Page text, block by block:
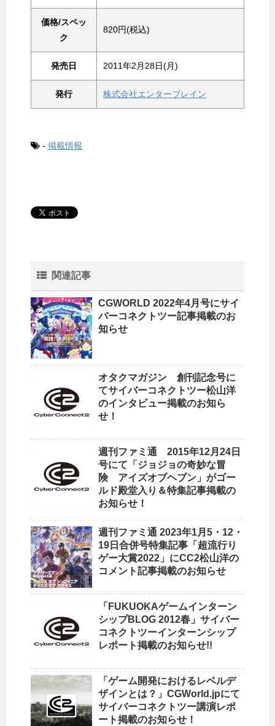
価格/スペッ
ク
820円(税込)
発売日 2011年2月28日(月)
発行 株式会社エンターブレイン
- 掲載情報
関連記事
CGWORLD 2022年4月号にサイ
バーコネクトツー記事掲載のお
知らせ
オタクマガジン 創刊記念号に
てサイバーコネクトツー松山洋
のインタビュー掲載のお知ら
せ！
週刊ファミ通 2015年12月24日
号にて「ジョジョの奇妙な冒
険 アイズオブヘブン」がゴー
ルド殿堂入り＆特集記事掲載の
お知らせ！
週刊ファミ通 2023年1月5・12・
19日合併号特集記事「超流行り
ゲー大賞2022」にCC2松山洋の
コメント記事掲載のお知らせ
「FUKUOKAゲームインターン
シップBLOG 2012春」サイバー
コネクトツーインターンシップ
レポート掲載のお知らせ!!
「ゲーム開発におけるレベルデ
ザインとは？」CGWorld.jpにて
サイバーコネクトツー講演レポ
ート掲載のお知らせ！